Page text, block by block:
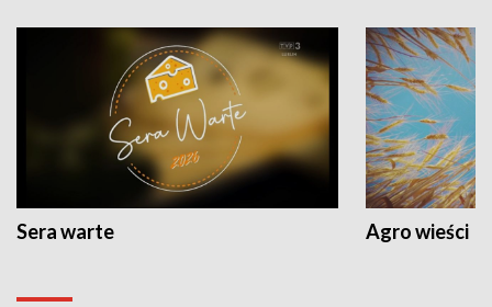
Sera warte Agro wieści